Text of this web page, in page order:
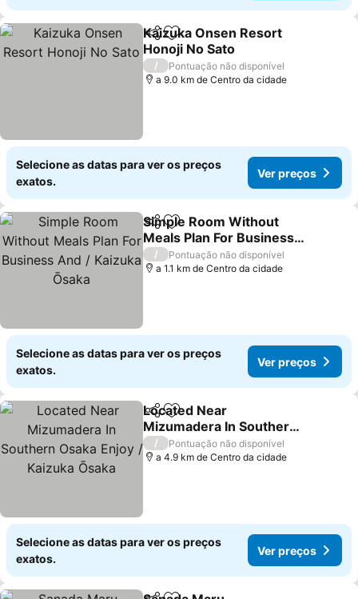
PartilharAdicionar aos favoritos
Kaizuka Onsen Resort
Honoji No Sato
Ver preços
/
Pontuação não disponível
a 9.0 km de Centro da cidade
Selecione as datas para ver os preços
exatos.
Ver preços
PartilharAdicionar aos favoritos
Simple Room Without
Meals Plan For Business
And / Kaizuka Ōsaka
Ver preços
/
Pontuação não disponível
a 1.1 km de Centro da cidade
Selecione as datas para ver os preços
exatos.
Ver preços
PartilharAdicionar aos favoritos
Located Near
Mizumadera In Southern
Osaka Enjoy / Kaizuka
Ōsaka
Ver preços
/
Pontuação não disponível
a 4.9 km de Centro da cidade
Selecione as datas para ver os preços
exatos.
Ver preços